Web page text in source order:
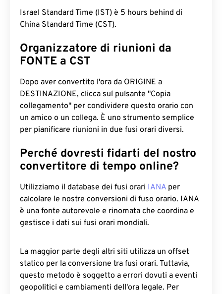
Israel Standard Time (IST) è 5 hours behind di
China Standard Time (CST).
Organizzatore di riunioni da
FONTE a CST
Dopo aver convertito l'ora da ORIGINE a
DESTINAZIONE, clicca sul pulsante "Copia
collegamento" per condividere questo orario con
un amico o un collega. È uno strumento semplice
per pianificare riunioni in due fusi orari diversi.
Perché dovresti fidarti del nostro
convertitore di tempo online?
Utilizziamo il database dei fusi orari IANA per
calcolare le nostre conversioni di fuso orario. IANA
è una fonte autorevole e rinomata che coordina e
gestisce i dati sui fusi orari mondiali.
La maggior parte degli altri siti utilizza un offset
statico per la conversione tra fusi orari. Tuttavia,
questo metodo è soggetto a errori dovuti a eventi
geopolitici e cambiamenti dell'ora legale. Per